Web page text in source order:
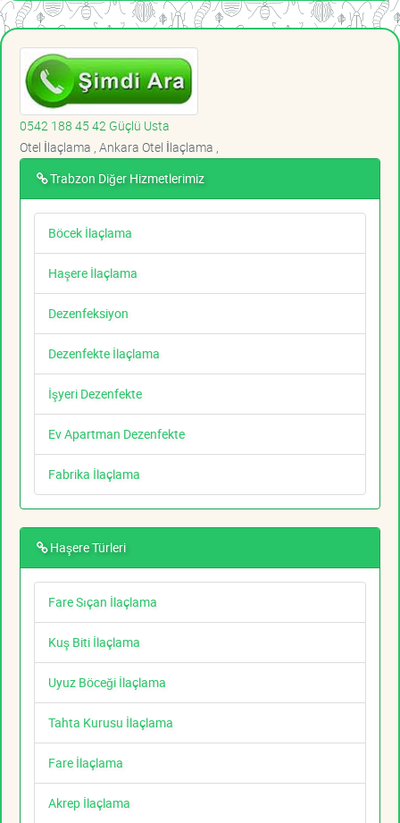
0542 188 45 42 Güçlü Usta
Otel İlaçlama , Ankara Otel İlaçlama ,
Trabzon Diğer Hizmetlerimiz
Böcek İlaçlama
Haşere İlaçlama
Dezenfeksiyon
Dezenfekte İlaçlama
İşyeri Dezenfekte
Ev Apartman Dezenfekte
Fabrika İlaçlama
Haşere Türleri
Fare Sıçan İlaçlama
Kuş Biti İlaçlama
Uyuz Böceği İlaçlama
Tahta Kurusu İlaçlama
Fare İlaçlama
Akrep İlaçlama